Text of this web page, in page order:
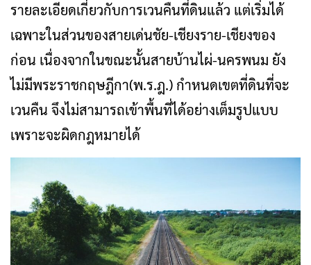
รายละเอียดเกี่ยวกับการเวนคืนที่ดินแล้ว แต่เริ่มได้
เฉพาะในส่วนของสายเด่นชัย-เชียงราย-เชียงของ
ก่อน เนื่องจากในขณะนั้นสายบ้านไผ่-นครพนม ยัง
ไม่มีพระราชกฤษฎีกา(พ.ร.ฎ.) กำหนดเขตที่ดินที่จะ
เวนคืน จึงไม่สามารถเข้าพื้นที่ได้อย่างเต็มรูปแบบ
เพราะจะผิดกฎหมายได้